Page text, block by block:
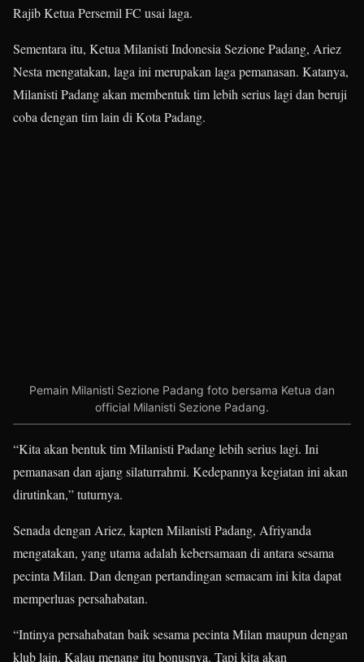
Rajib Ketua Persemil FC usai laga.
Sementara itu, Ketua Milanisti Indonesia Sezione Padang, Ariez
Nesta mengatakan, laga ini merupakan laga pemanasan. Katanya,
Milanisti Padang akan membentuk tim lebih serius lagi dan beruji
coba dengan tim lain di Kota Padang.
Pemain Milanisti Sezione Padang foto bersama Ketua dan
official Milanisti Sezione Padang.
“Kita akan bentuk tim Milanisti Padang lebih serius lagi. Ini
pemanasan dan ajang silaturrahmi. Kedepannya kegiatan ini akan
dirutinkan,” tuturnya.
Senada dengan Ariez, kapten Milanisti Padang, Afriyanda
mengatakan, yang utama adalah kebersamaan di antara sesama
pecinta Milan. Dan dengan pertandingan semacam ini kita dapat
memperluas persahabatan.
“Intinya persahabatan baik sesama pecinta Milan maupun dengan
klub lain. Kalau menang itu bonusnya. Tapi kita akan